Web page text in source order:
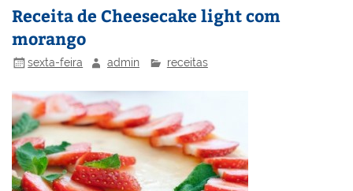
Receita de Cheesecake light com
morango
sexta-feira admin receitas